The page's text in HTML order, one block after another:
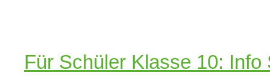
Für Schüler Klasse 10: Info